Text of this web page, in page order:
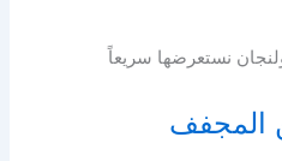
نستعرضها سريعاً
المجفف